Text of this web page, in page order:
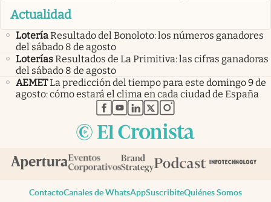
Actualidad
LoteríaResultado del Bonoloto: los números ganadores
del sábado 8 de agosto
LoteríasResultados de La Primitiva: las cifras ganadoras
del sábado 8 de agosto
AEMETLa predicción del tiempo para este domingo 9 de
agosto: cómo estará el clima en cada ciudad de España
abre en nueva pestaña
abre en nueva pestaña
abre en nueva pestaña
abre en nueva pestaña
abre en nueva pestaña
ContactoCanales de WhatsAppSuscribiteQuiénes Somos